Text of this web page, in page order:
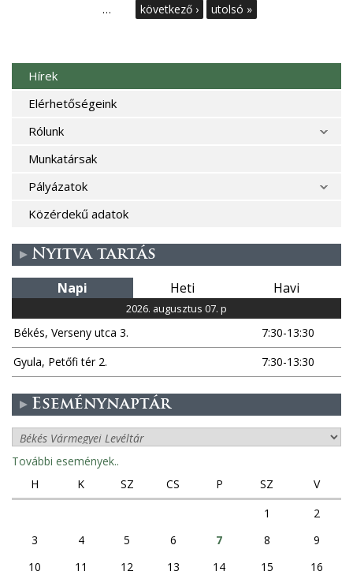
a
… következő › utolsó »
Hírek
Elérhetőségeink
Rólunk
Munkatársak
Pályázatok
Közérdekű adatok
Nyitva tartás
Napi Heti Havi
2026. augusztus 07. p
Békés, Verseny utca 3.
7:30-13:30
Gyula, Petőfi tér 2.
7:30-13:30
Eseménynaptár
További események..
H
K SZ CS P SZ
V
1
2
3
4 5 6 7 8
9
10
11 12 13 14 15
16